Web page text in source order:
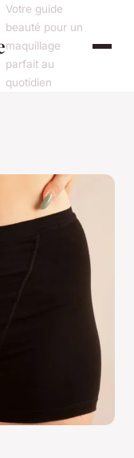
Votre guide
beauté pour un
maquillage
parfait au
quotidien